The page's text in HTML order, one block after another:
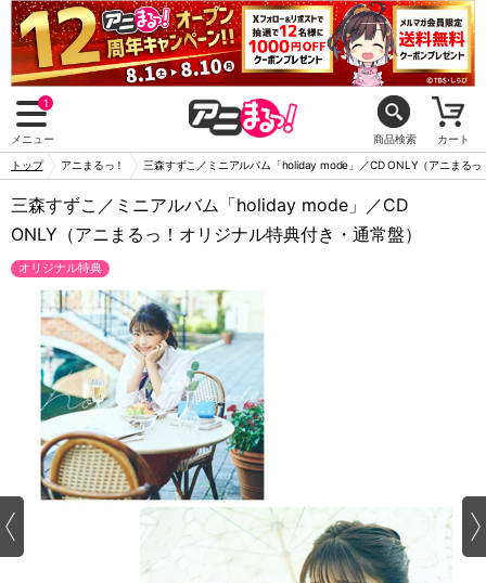
1
メニュー 商品検索 カート
トップ アニまるっ！ 三森すずこ／ミニアルバム「holiday mode」／CD ONLY（アニまる
三森すずこ／ミニアルバム「holiday mode」／CD
ONLY（アニまるっ！オリジナル特典付き・通常盤）
オリジナル特典